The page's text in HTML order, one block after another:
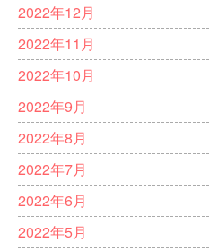
2022年12月
2022年11月
2022年10月
2022年9月
2022年8月
2022年7月
2022年6月
2022年5月